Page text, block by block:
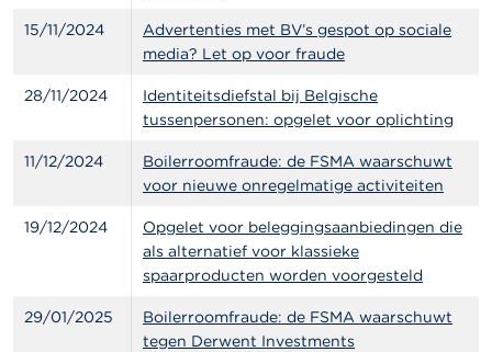
15/11/2024
Advertenties met BV’s gespot op sociale
media? Let op voor fraude
28/11/2024
Identiteitsdiefstal bij Belgische
tussenpersonen: opgelet voor oplichting
11/12/2024
Boilerroomfraude: de FSMA waarschuwt
voor nieuwe onregelmatige activiteiten
19/12/2024
Opgelet voor beleggingsaanbiedingen die
als alternatief voor klassieke
spaarproducten worden voorgesteld
29/01/2025
Boilerroomfraude: de FSMA waarschuwt
tegen Derwent Investments